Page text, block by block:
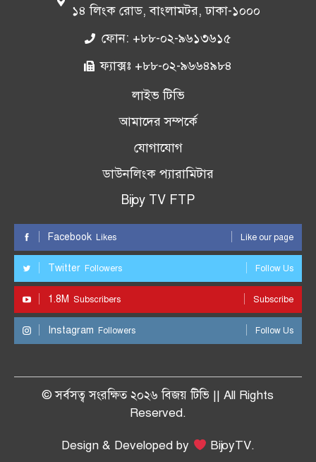
১৪ লিংক রোড, বাংলামটর, ঢাকা-১০০০
ফোন: +৮৮-০২-৯৬১৩৬১৫
ফ্যাক্সঃ +৮৮-০২-৯৬৬৪৯৮৪
লাইভ টিভি
আমাদের সম্পর্কে
যোগাযোগ
ডাউনলিংক প্যারামিটার
Bijoy TV FTP
Facebook Likes Like our page
Twitter Followers Follow Us
1.8M Subscribers Subscribe
Instagram Followers Follow Us
© সর্বসত্ব সংরক্ষিত ২০২৬ বিজয় টিভি || All Rights
Reserved.
Design & Developed by BijoyTV.